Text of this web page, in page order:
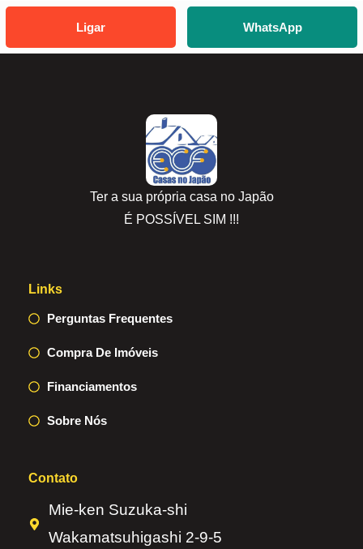
Ligar WhatsApp
Ter a sua própria casa no Japão
É POSSÍVEL SIM !!!
Links
Perguntas Frequentes
Compra De Imóveis
Financiamentos
Sobre Nós
Contato
Mie-ken Suzuka-shi
Wakamatsuhigashi 2-9-5